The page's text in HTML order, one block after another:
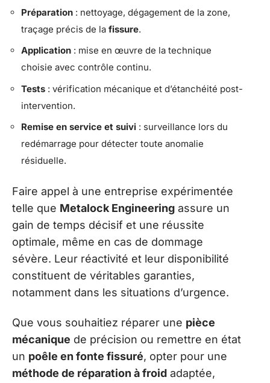
Préparation : nettoyage, dégagement de la zone,
traçage précis de la fissure.
Application : mise en œuvre de la technique
choisie avec contrôle continu.
Tests : vérification mécanique et d’étanchéité post-
intervention.
Remise en service et suivi : surveillance lors du
redémarrage pour détecter toute anomalie
résiduelle.
Faire appel à une entreprise expérimentée
telle que Metalock Engineering assure un
gain de temps décisif et une réussite
optimale, même en cas de dommage
sévère. Leur réactivité et leur disponibilité
constituent de véritables garanties,
notamment dans les situations d’urgence.
Que vous souhaitiez réparer une pièce
mécanique de précision ou remettre en état
un poêle en fonte fissuré, opter pour une
méthode de réparation à froid adaptée,